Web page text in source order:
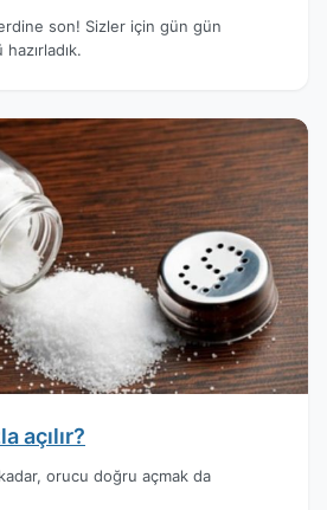
son! Sizler için gün gün
açılır?
orucu doğru açmak da